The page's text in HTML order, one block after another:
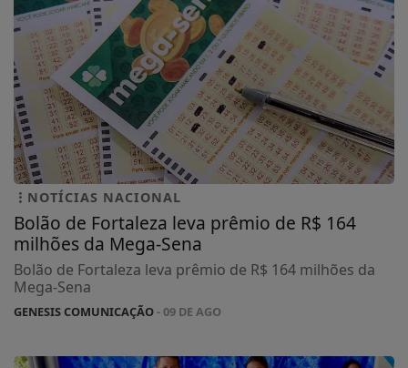
NOTÍCIAS NACIONAL
Bolão de Fortaleza leva prêmio de R$ 164
milhões da Mega-Sena
Bolão de Fortaleza leva prêmio de R$ 164 milhões da
Mega-Sena
GENESIS COMUNICAÇÃO- 09 DE AGO